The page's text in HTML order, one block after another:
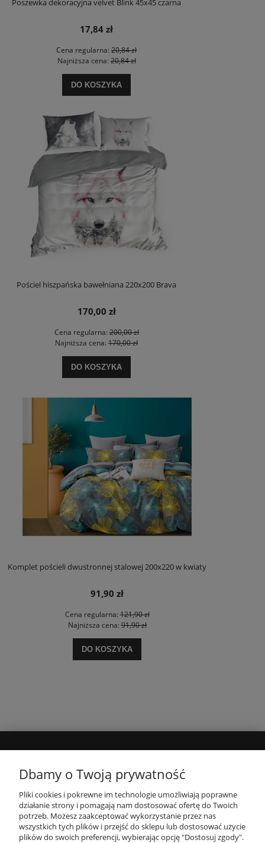
Poszewka dekoracyjna velvet Blink 45x45 czarna
17,84 zł
Cena regularna: 20,84 zł
Najniższa cena:20,84 zł
DO KOSZYKA
Pościel hiszpańska bawełniana 220x200 Brava
170,00 zł
Cena regularna:200,00 zł
Najniższa cena: 170,00 zł
DO KOSZYKA
Komplet pościeli dwustronnej stalowej 200x220 w kwiaty
91,90 zł
Cena regularna:121,90 zł
Najniższa cena:91,90 zł
DO KOSZYKA
INFORMACJE
PŁATNOŚCI I DOSTAWA
Dbamy o Twoją prywatność
Pliki cookies i pokrewne im technologie umożliwiają poprawne
działanie strony i pomagają nam dostosować ofertę do Twoich
potrzeb. Możesz zaakceptować wykorzystanie przez nas
wszystkich tych plików i przejść do sklepu lub dostosować użycie
plików do swoich preferencji, wybierając opcję "Dostosuj zgody".